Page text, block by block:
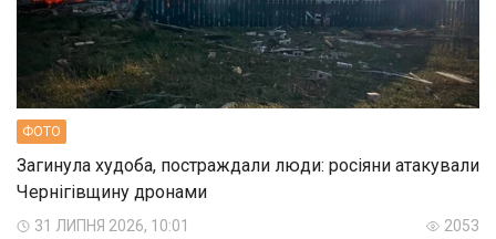
ФОТО
Загинула худоба, постраждали люди: росіяни атакували
Чернігівщину дронами
31 ЛИПНЯ 2026, 10:01 2053